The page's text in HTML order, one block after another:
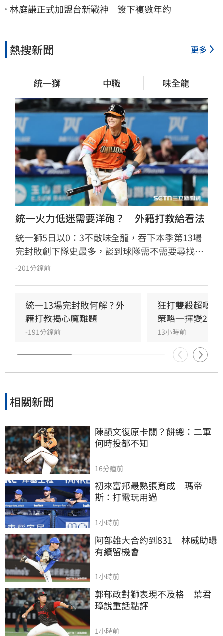
林庭謙正式加盟台新戰神 簽下複數年約
熱搜新聞 更多
統一獅 中職 味全龍
統一火力低迷需要洋砲？　外籍打教給看法
統一獅5日以0：3不敵味全龍，吞下本季第13場
完封敗創下隊史最多，談到球隊需不需要尋找洋
砲加強火力，外籍打擊教練馬修爾直言談補強不
-201分鐘前
統一13場完封敗何解？外
籍打教揭心魔難題
-191分鐘前
狂打雙殺超嘔
策略一揮變2分
13小時前
相關新聞
陳韻文復原卡關？餅總：二軍
何時投都不知
16分鐘前
初來富邦最熟張育成　瑪帝
斯：打電玩用過
1小時前
阿部雄大合約到831　林威助曝
有續留機會
1小時前
郭郁政對獅表現不及格　葉君
璋說重話點評
1小時前